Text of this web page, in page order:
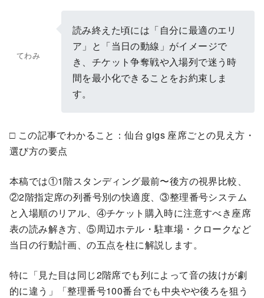
てわみ
読み終えた頃には「自分に最適のエリ
ア」と「当日の動線」がイメージで
き、チケット争奪戦や入場列で迷う時
間を最小化できることをお約束しま
す。
□ この記事でわかること：仙台 gigs 座席ごとの見え方・
選び方の要点
本稿では①1階スタンディング最前〜後方の視界比較、
②2階指定席の列番号別の快適度、③整理番号システム
と入場順のリアル、④チケット購入時に注意すべき座席
表の読み解き方、⑤周辺ホテル・駐車場・クロークなど
当日の行動計画、の五点を柱に解説します。
特に「見た目は同じ2階席でも列によって音の抜けが劇
的に違う」「整理番号100番台でも中央やや後ろを狙う